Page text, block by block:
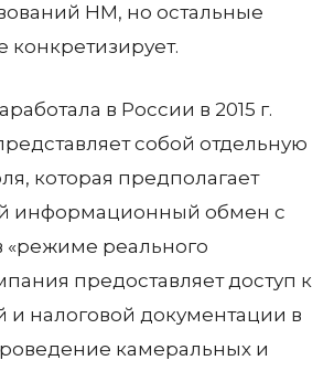
НМ, но остальные
конкретизирует.
в России в 2015 г.
собой отдельную
которая предполагает
информационный обмен с
«режиме реального
предоставляет доступ к
и налоговой документации в
камеральных и